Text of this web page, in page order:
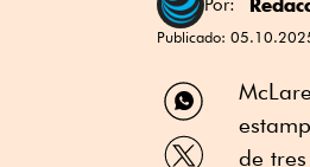
Por:
Publicado:
Compartir
por
WhatsApp
Compartir
de